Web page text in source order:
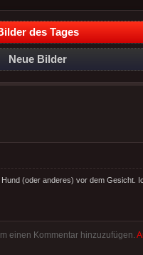
des Tages
Neue Bilder
(oder anderes) vor dem Gesicht.
einen Kommentar hinzuzufügen.